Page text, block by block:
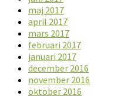
maj 2017
april 2017
mars 2017
februari 2017
januari 2017
december 2016
november 2016
oktober 2016